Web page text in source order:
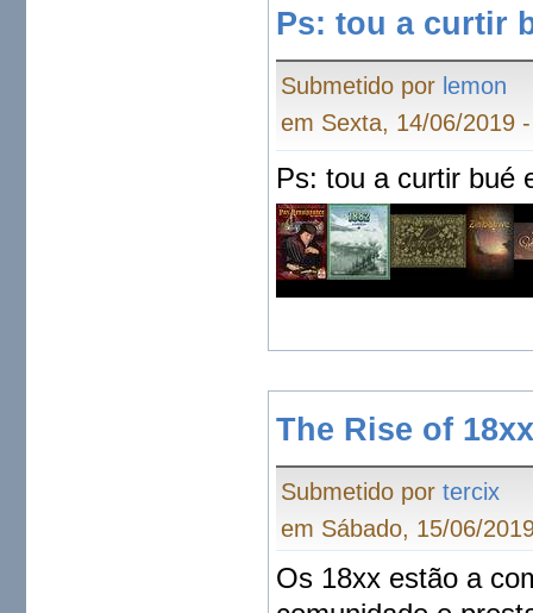
Ps: tou a curtir
Submetido por lemon
em Sexta, 14/06/2019
Ps: tou a curtir bué
The Rise of
Submetido portercix
em Sábado, 15/06/
Os 18xx estão a